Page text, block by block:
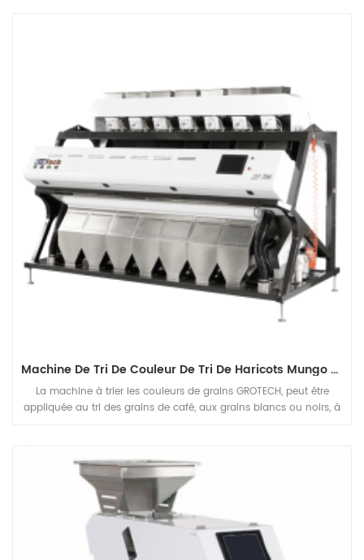
Machine De Tri De Couleur De Tri De Haricots Mungo Fendus Épluchés
La machine à trier les couleurs de grains GROTECH, peut être
appliquée au tri des grains de café, aux grains blancs ou noirs, à
qualité des produits finis.